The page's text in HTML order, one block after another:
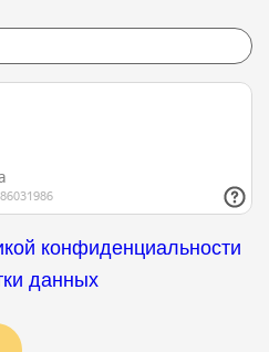
конфиденциальности
данных